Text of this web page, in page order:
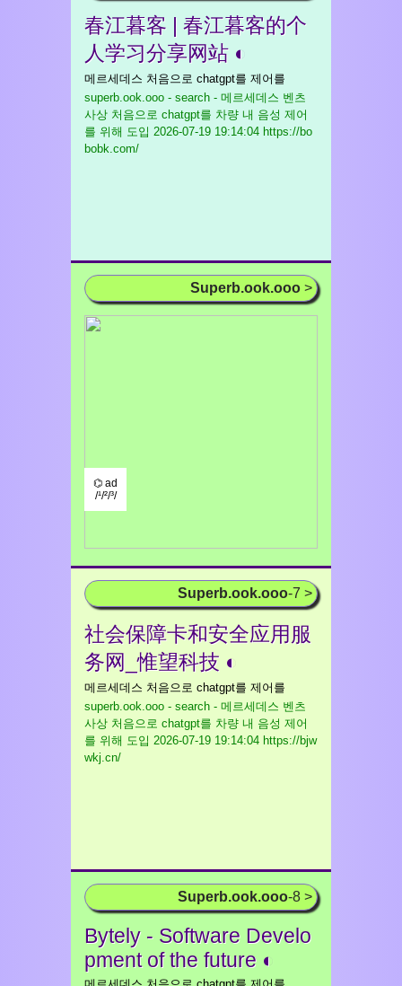
春江暮客 | 春江暮客的个
人学习分享网站 ◐
메르세데스 처음으로 chatgpt를 제어를
superb.ook.ooo - search - 메르세데스 벤츠
사상 처음으로 chatgpt를 차량 내 음성 제어
를 위해 도입 2026-07-19 19:14:04 https://bo
bobk.com/
Superb.ook.ooo >
⌬ ad
/¹/²/³/
Superb.ook.ooo-7 >
社会保障卡和安全应用服
务网_惟望科技 ◐
메르세데스 처음으로 chatgpt를 제어를
superb.ook.ooo - search - 메르세데스 벤츠
사상 처음으로 chatgpt를 차량 내 음성 제어
를 위해 도입 2026-07-19 19:14:04 https://bjw
wkj.cn/
Superb.ook.ooo-8 >
Bytely - Software Develo
pment of the future ◐